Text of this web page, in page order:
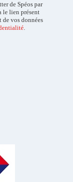
de Spéos par
le lien présent
de vos données
.